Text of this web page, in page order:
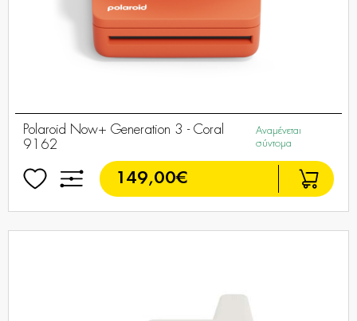
Polaroid Now+ Generation 3 - Coral
9162
Αναμένεται
σύντομα
149,00€